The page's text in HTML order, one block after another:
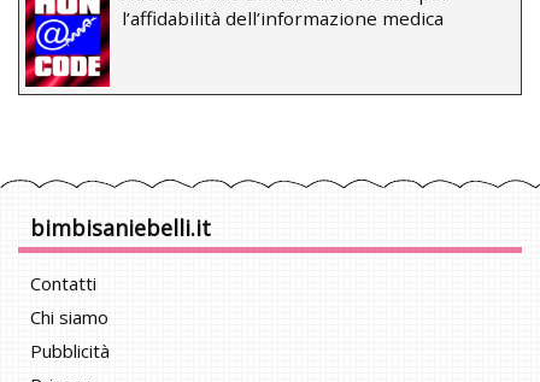
l’affidabilità dell’informazione medica
bimbisaniebelli.it
Contatti
Chi siamo
Pubblicità